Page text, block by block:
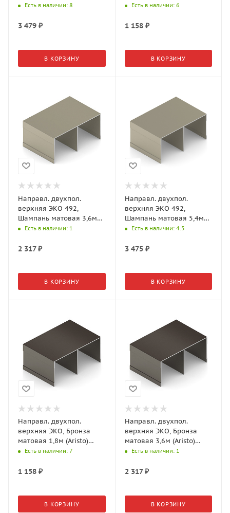
AE0492.VP540.WHGPC.CJ
Есть в наличии: 8
3 479 ₽
В КОРЗИНУ
(Aristo)
Есть в наличии: 6
1 158₽
В КОРЗИНУ
Направл. двухпол.
верхняя ЭКО 492,
Шампань матовая 3,6м
(Aristo)
Есть в наличии: 1
2 317₽
В КОРЗИНУ
Направл. двухпол.
верхняя ЭКО 492,
Шампань матовая 5,4м
(Aristo)
Есть в наличии: 4.5
3 475₽
В КОРЗИНУ
Направл. двухпол.
верхняя ЭКО, Бронза
матовая 1,8м (Aristo)
AE0457.BP540.BZMAN.CJ
Есть в наличии: 7
1 158 ₽
В КОРЗИНУ
Направл. двухпол.
верхняя ЭКО, Бронза
матовая 3,6м (Aristo)
AE0457.BP540.BZMAN.CJ
Есть в наличии: 1
2 317₽
В КОРЗИНУ